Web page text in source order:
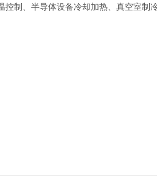
制、半导体设备冷却加热、真空室制